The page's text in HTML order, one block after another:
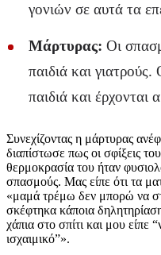
γονιών σε αυτά τα
Μάρτυρας: Οι
παιδιά και
παιδιά και
Συνεχίζοντας η μάρτυρας
διαπίστωσε πως οι σφίξεις
θερμοκρασία του ήταν
σπασμούς. Μας είπε ότι τα
«μαμά τρέμω δεν μπορώ να
σκέφτηκα κάποια
χάπια στο σπίτι και μου είπε
ισχαιμικό”».